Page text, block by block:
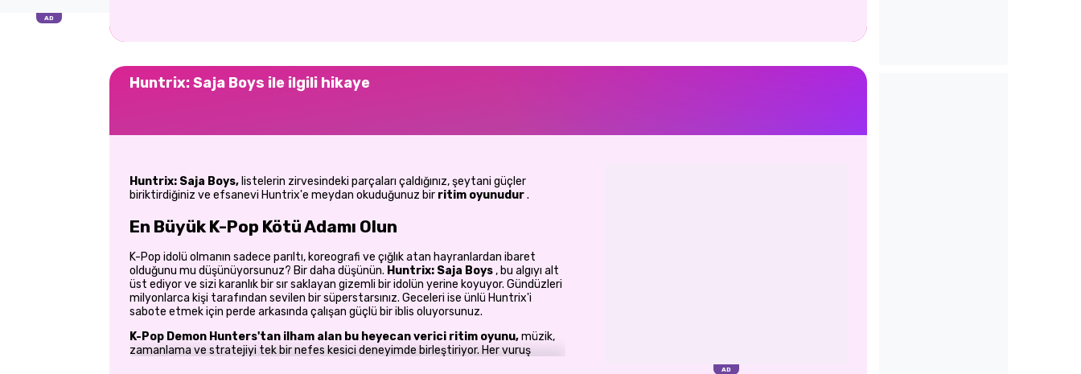
Huntrix: Saja Boys ile ilgili hikaye
Huntrix: Saja Boys,listelerin zirvesindeki parçaları çaldığınız, şeytani güçler
biriktirdiğiniz ve efsanevi Huntrix'e meydan okuduğunuz bir ritim oyunudur.
En Büyük K-Pop Kötü Adamı Olun
K-Pop idolü olmanın sadece parıltı, koreografi ve çığlık atan hayranlardan ibaret
olduğunu mu düşünüyorsunuz? Bir daha düşünün. Huntrix: Saja Boys, bu algıyı alt
üst ediyor ve sizi karanlık bir sır saklayan gizemli bir idolün yerine koyuyor. Gündüzleri
milyonlarca kişi tarafından sevilen bir süperstarsınız. Geceleri ise ünlü Huntrix'i
sabote etmek için perde arkasında çalışan güçlü bir iblis oluyorsunuz.
K-Pop Demon Hunters'tan ilham alan bu heyecan verici ritim oyunu,müzik,
zamanlama ve stratejiyi tek bir nefes kesici deneyimde birleştiriyor. Her vuruş